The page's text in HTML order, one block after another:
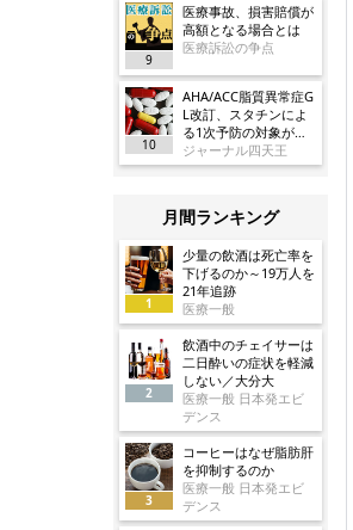
9
医療事故、損害賠償が
高額となる場合とは
医療訴訟の争点
10
AHA/ACC脂質異常症G
L改訂、スタチンによ
る1次予防の対象が大
幅に拡大／JAMA
ジャーナル四天王
月間ランキング
1
少量の飲酒は死亡率を
下げるのか～19万人を
21年追跡
医療一般
2
飲酒中のチェイサーは
二日酔いの症状を軽減
しない／大分大
医療一般 日本発エビ
デンス
3
コーヒーはなぜ脂肪肝
を抑制するのか
医療一般 日本発エビ
デンス